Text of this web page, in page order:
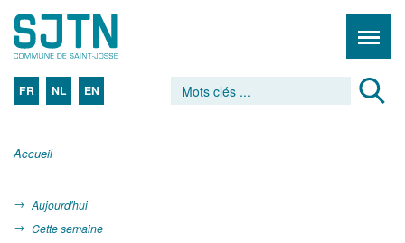
FR NL EN
Accueil
Aujourd'hui
Cette semaine